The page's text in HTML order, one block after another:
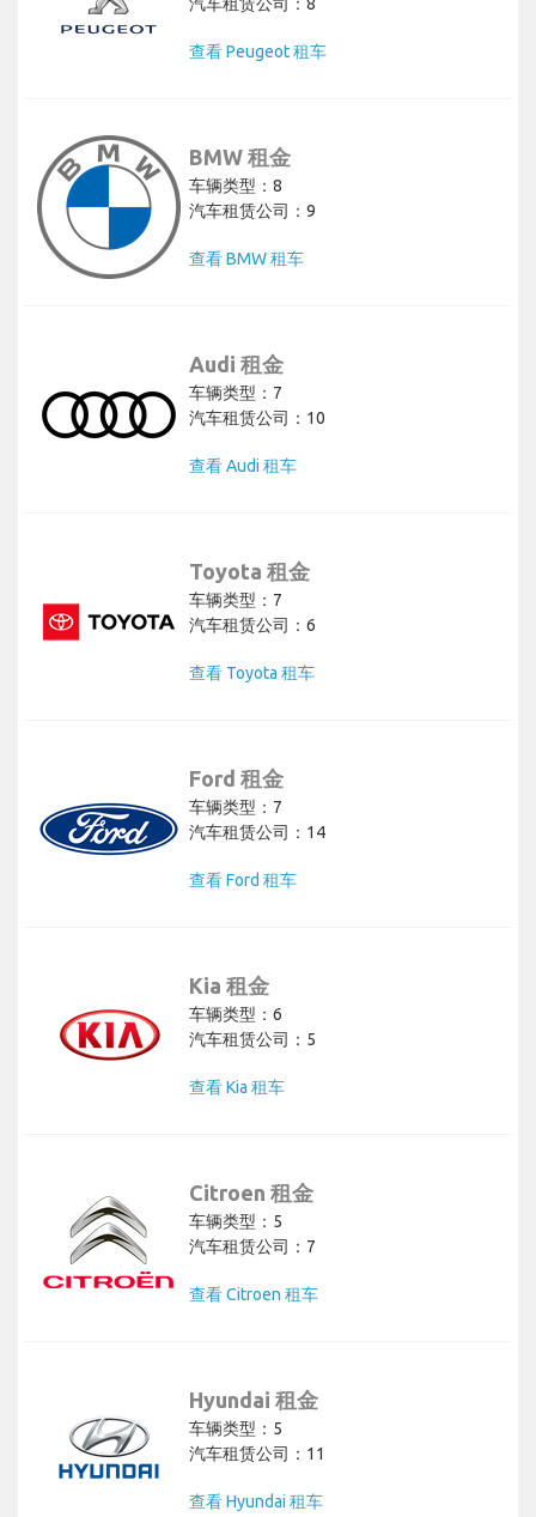
查看 Peugeot 租车
BMW 租金
车辆类型：8
汽车租赁公司：9
查看 BMW 租车
Audi 租金
车辆类型：7
汽车租赁公司：10
查看 Audi 租车
Toyota 租金
车辆类型：7
汽车租赁公司：6
查看 Toyota 租车
Ford 租金
车辆类型：7
汽车租赁公司：14
查看 Ford 租车
Kia 租金
车辆类型：6
汽车租赁公司：5
查看 Kia 租车
Citroen 租金
车辆类型：5
汽车租赁公司：7
查看 Citroen 租车
Hyundai 租金
车辆类型：5
汽车租赁公司：11
查看 Hyundai 租车